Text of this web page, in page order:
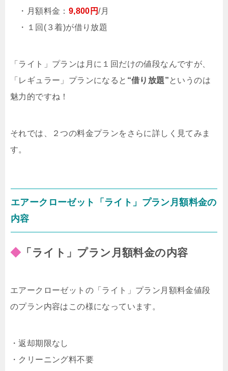
・月額料金： 9,800円/月
・１回(３着)が借り放題
「ライト」プランは月に１回だけの値段なんですが、
「レギュラー」プランになると “借り放題”というのは
魅力的ですね！
それでは、２つの料金プランをさらに詳しく見てみま
す。
エアークローゼット「ライト」プラン月額料金の
内容
◆ 「ライト」プラン月額料金の内容
エアークローゼットの「ライト」プラン月額料金値段
のプラン内容はこの様になっています。
・返却期限なし
・クリーニング料不要